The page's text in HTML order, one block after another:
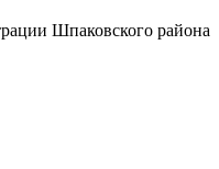
Шпаковского района